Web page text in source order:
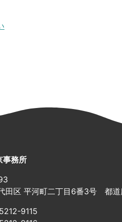
事務所
田区 平河町二丁目6番3号 都道
9115